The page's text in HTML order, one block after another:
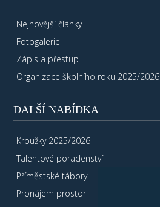
Nejnovější články
Fotogalerie
Zápis a přestup
Organizace školního roku 2025/2026
DALŠÍ NABÍDKA
Kroužky 2025/2026
Talentové poradenství
Příměstské tábory
Pronájem prostor